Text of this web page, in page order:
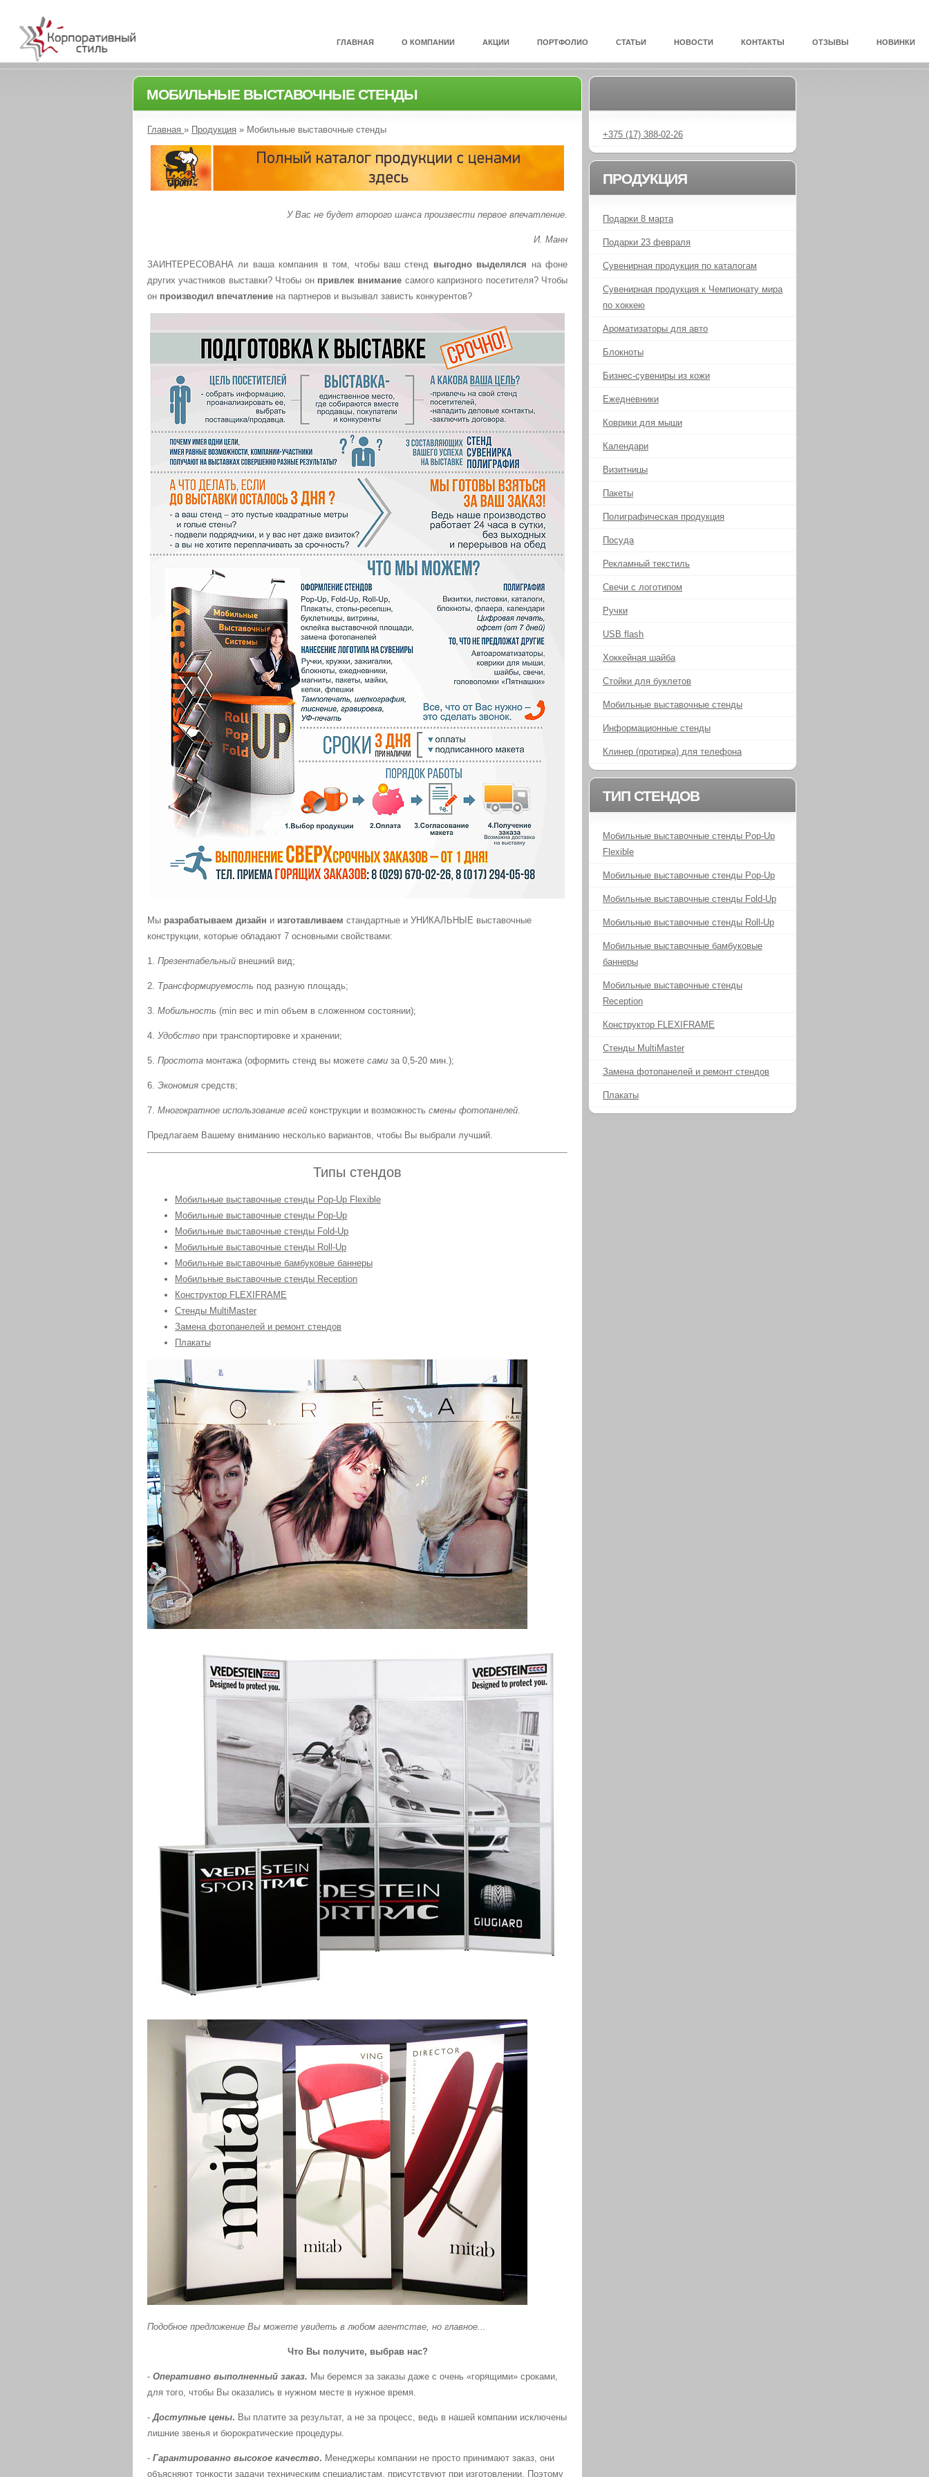
ГЛАВНАЯ О КОМПАНИИ АКЦИИ ПОРТФОЛИО СТАТЬИ НОВОСТИ КОНТАКТЫ ОТЗЫВЫ НОВИНКИ
МОБИЛЬНЫЕ ВЫСТАВОЧНЫЕ СТЕНДЫ
Главная » Продукция » Мобильные выставочные стенды
У Вас не будет второго шанса произвести первое впечатление.
И. Манн
ЗАИНТЕРЕСОВАНА ли ваша компания в том, чтобы ваш стенд выгодно выделялся на фоне
других участников выставки? Чтобы он привлек внимание самого капризного посетителя? Чтобы
он производил впечатление на партнеров и вызывал зависть конкурентов?
Мы разрабатываем дизайн и изготавливаем стандартные и УНИКАЛЬНЫЕ выставочные
конструкции, которые обладают 7 основными свойствами:
1. Презентабельный внешний вид;
2. Трансформируемость под разную площадь;
3. Мобильность (min вес и min объем в сложенном состоянии);
4. Удобство при транспортировке и хранении;
5. Простота монтажа (оформить стенд вы можете сами за 0,5-20 мин.);
6. Экономия средств;
7. Многократное использование всей конструкции и возможность смены фотопанелей.
Предлагаем Вашему вниманию несколько вариантов, чтобы Вы выбрали лучший.
Типы стендов
Мобильные выставочные стенды Pop-Up Flexible
Мобильные выставочные стенды Pop-Up
Мобильные выставочные стенды Fold-Up
Мобильные выставочные стенды Roll-Up
Мобильные выставочные бамбуковые баннеры
Мобильные выставочные стенды Reception
Конструктор FLEXIFRAME
Стенды MultiMaster
Замена фотопанелей и ремонт стендов
Плакаты
Подобное предложение Вы можете увидеть в любом агентстве, но главное...
Что Вы получите, выбрав нас?
- Оперативно выполненный заказ. Мы беремся за заказы даже с очень «горящими» сроками,
для того, чтобы Вы оказались в нужном месте в нужное время.
-Доступные цены. Вы платите за результат, а не за процесс, ведь в нашей компании исключены
лишние звенья и бюрократические процедуры.
- Гарантированно высокое качество. Менеджеры компании не просто принимают заказ, они
объясняют тонкости задачи техническим специалистам, присутствуют при изготовлении. Поэтому
+375 (17) 388-02-26
ПРОДУКЦИЯ
Подарки 8 марта
Подарки 23 февраля
Сувенирная продукция по каталогам
Сувенирная продукция к Чемпионату мира
по хоккею
Ароматизаторы для авто
Блокноты
Бизнес-сувениры из кожи
Ежедневники
Коврики для мыши
Календари
Визитницы
Пакеты
Полиграфическая продукция
Посуда
Рекламный текстиль
Свечи с логотипом
Ручки
USB flash
Хоккейная шайба
Стойки для буклетов
Мобильные выставочные стенды
Информационные стенды
Клинер (протирка) для телефона
ТИП СТЕНДОВ
Мобильные выставочные стенды Pop-Up
Flexible
Мобильные выставочные стенды Pop-Up
Мобильные выставочные стенды Fold-Up
Мобильные выставочные стенды Roll-Up
Мобильные выставочные бамбуковые
баннеры
Мобильные выставочные стенды
Reception
Конструктор FLEXIFRAME
Стенды MultiMaster
Замена фотопанелей и ремонт стендов
Плакаты